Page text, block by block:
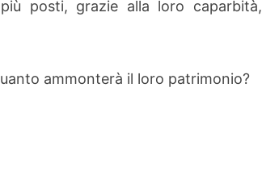
posti, grazie alla loro caparbità,
ammonterà il loro patrimonio?